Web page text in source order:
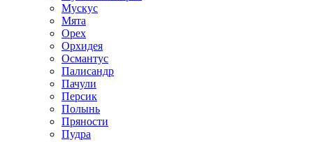
Мускус
Мята
Орех
Орхидея
Османтус
Палисандр
Пачули
Персик
Полынь
Пряности
Пудра